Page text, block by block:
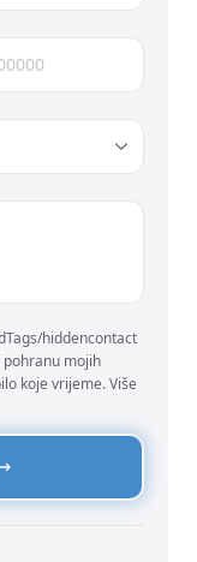
hiddencontact
mojih
koje vrijeme. Više